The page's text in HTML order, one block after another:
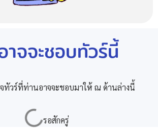
จจะชอบทัวร์นี้
จทัวร์ที่ท่านอาจจะชอบมาให้ ณ ด้านล่างนี้